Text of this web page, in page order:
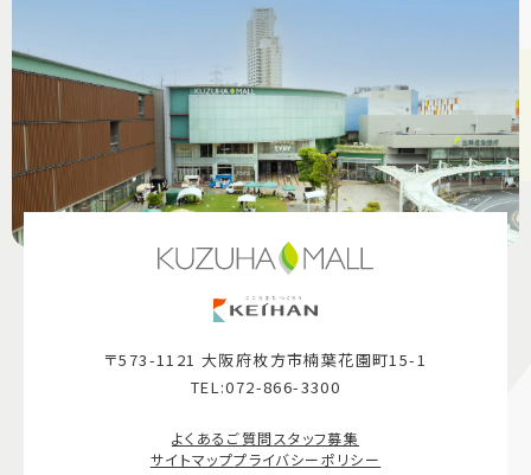
〒573-1121 大阪府枚方市楠葉花園町15-1
TEL:072-866-3300
よくあるご質問スタッフ募集
サイトマッププライバシーポリシー